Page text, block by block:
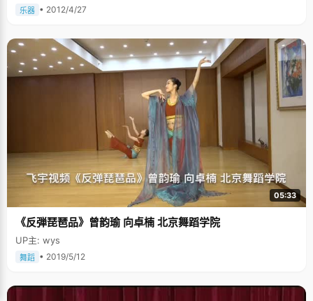
乐器 • 2012/4/27
05:33
《反弾琵琶品》曾韵瑜 向卓楠 北京舞蹈学院
UP主: wys
舞蹈 • 2019/5/12